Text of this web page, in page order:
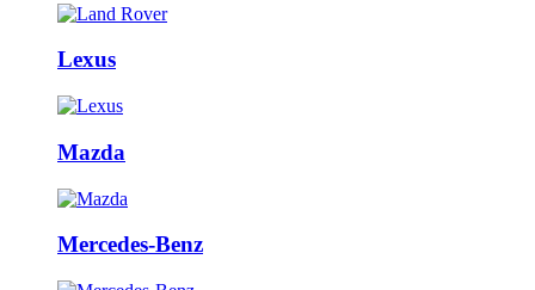
Lexus
Mazda
Mercedes-Benz